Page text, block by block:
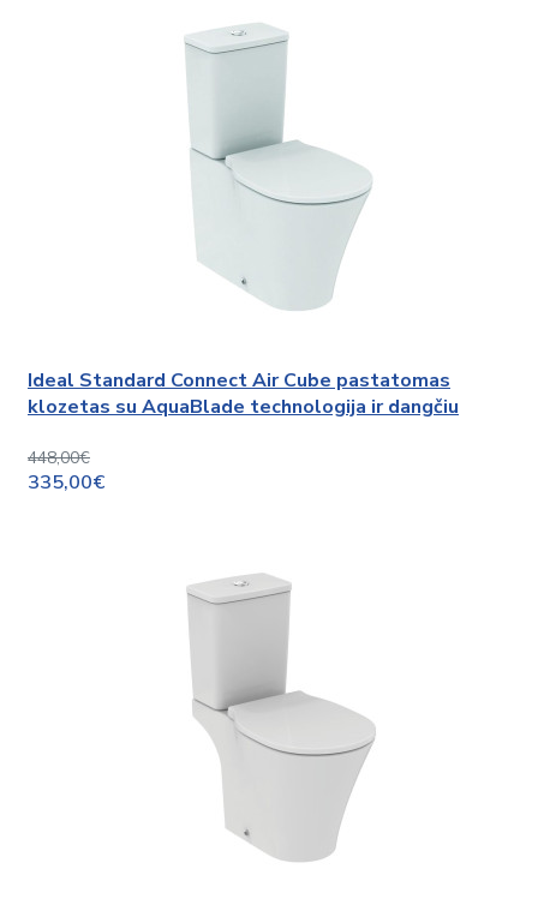
Ideal Standard Connect Air Cube pastatomas
klozetas su AquaBlade technologija ir dangčiu
448,00€
335,00€